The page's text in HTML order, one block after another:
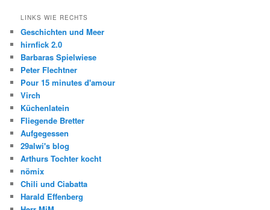
LINKS WIE RECHTS
Geschichten und Meer
hirnfick 2.0
Barbaras Spielwiese
Peter Flechtner
Pour 15 minutes d'amour
Virch
Küchenlatein
Fliegende Bretter
Aufgegessen
29alwi's blog
Arthurs Tochter kocht
nömix
Chili und Ciabatta
Harald Effenberg